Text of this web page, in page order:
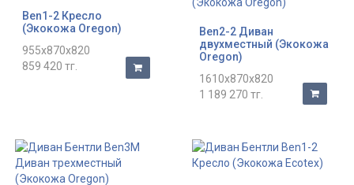
Ben1-2 Кресло
(Экокожа Oregon)
955x870x820
859 420 тг.
Ben2-2 Диван
двухместный (Экокожа
Oregon)
1610x870x820
1 189 270 тг.